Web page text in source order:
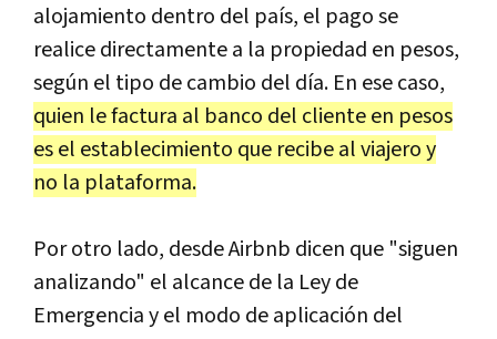
alojamiento dentro del país, el pago se
realice directamente a la propiedad en pesos,
según el tipo de cambio del día. En ese caso,
quien le factura al banco del cliente en pesos
es el establecimiento que recibe al viajero y
no la plataforma.
Por otro lado, desde Airbnb dicen que "siguen
analizando" el alcance de la Ley de
Emergencia y el modo de aplicación del